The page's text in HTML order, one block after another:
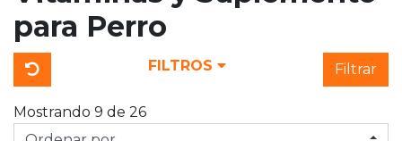
para Perro
FILTROS Filtrar
Mostrando 9 de 26